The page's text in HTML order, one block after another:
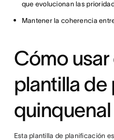
que evolucionan las
Mantener la coherencia
Cómo usar
plantilla de
quinquenal
Esta plantilla de planificación